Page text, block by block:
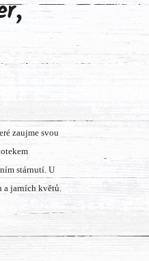
zaujme svou
stárnutí. U
jarních květů.